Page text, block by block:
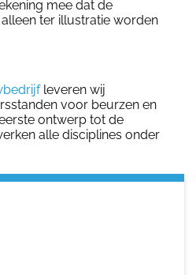
mee dat de
ter illustratie worden
leveren wij
voor beurzen en
ontwerp tot de
alle disciplines onder